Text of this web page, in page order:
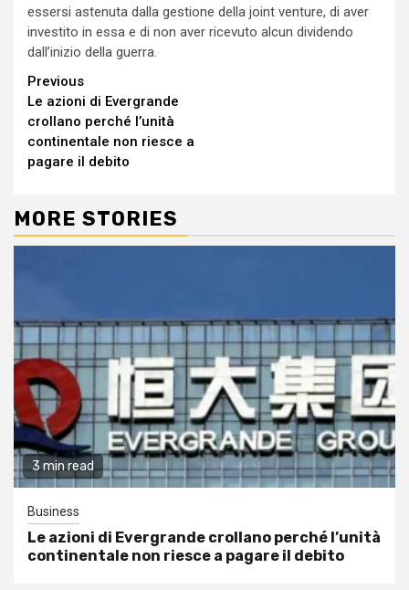
essersi astenuta dalla gestione della joint venture, di aver
investito in essa e di non aver ricevuto alcun dividendo
dall’inizio della guerra.
Continue
Reading
Previous
Le azioni di Evergrande
crollano perché l’unità
continentale non riesce a
pagare il debito
MORE STORIES
3 min read
Business
Le azioni di Evergrande crollano perché l’unità
continentale non riesce a pagare il debito